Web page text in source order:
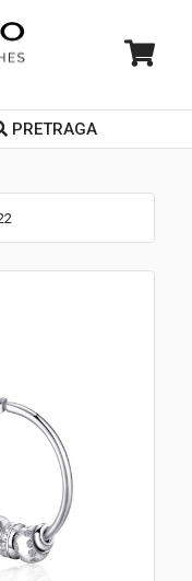
PRETRAGA